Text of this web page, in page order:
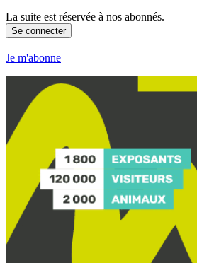
La suite est réservée à nos abonnés.
Se connecter
Je m'abonne